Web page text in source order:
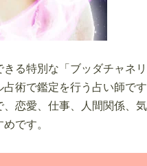
る特別な「ブッダチャネ
術で鑑定を行う占い師で
恋愛、仕事、人間関係、
です。